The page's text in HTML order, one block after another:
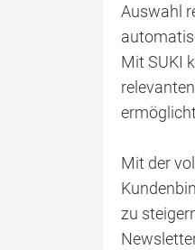
Auswahl
Mit SUKI
Mit der
zu